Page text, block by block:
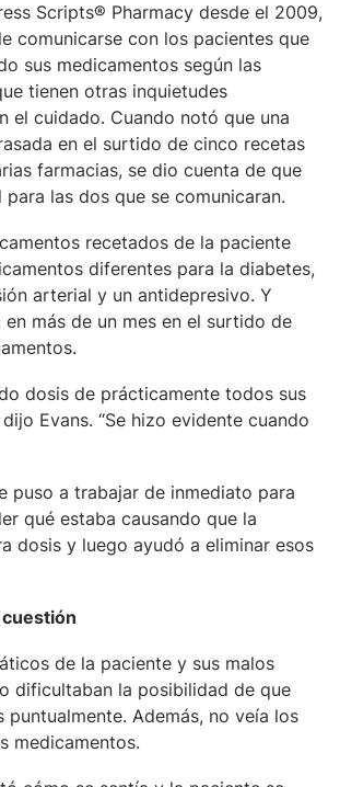
Scripts® Pharmacy desde el 2009,
comunicarse con los pacientes que
sus medicamentos según las
tienen otras inquietudes
el cuidado. Cuando notó que una
en el surtido de cinco recetas
farmacias, se dio cuenta de que
las dos que se comunicaran.
recetados de la paciente
diferentes para la diabetes,
arterial y un antidepresivo. Y
más de un mes en el surtido de
dosis de prácticamente todos sus
Evans. “Se hizo evidente cuando
puso a trabajar de inmediato para
qué estaba causando que la
dosis y luego ayudó a eliminar esos
de la paciente y sus malos
dificultaban la posibilidad de que
puntualmente. Además, no veía los
medicamentos.